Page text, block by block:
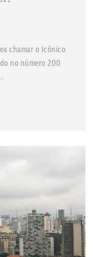
chamar o Icônico
no número 200